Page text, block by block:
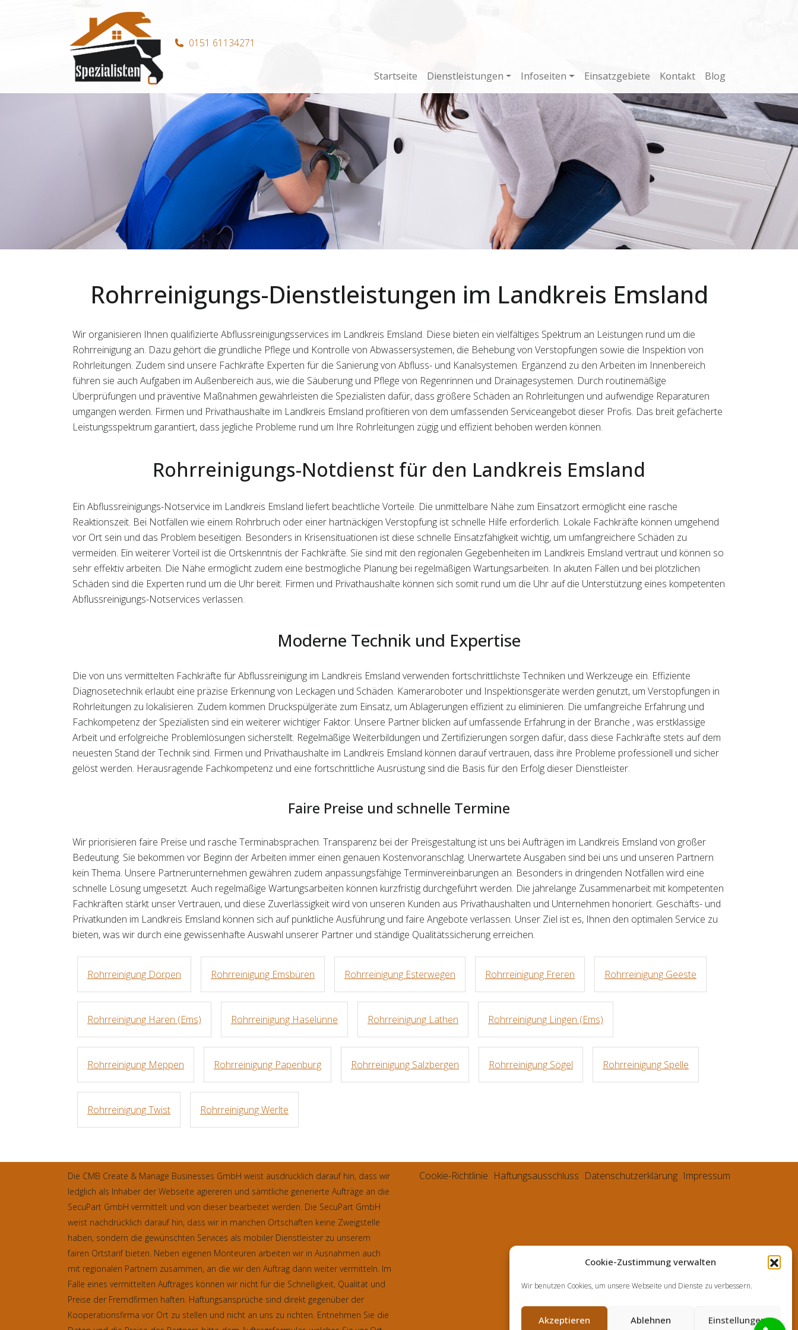
Cookie-Zustimmung verwalten
Wir benutzen Cookies, um unsere Webseite und Dienste zu verbessern.
Akzeptieren Ablehnen Einstellungen
Hauptnavigation
0151 61134271
Startseite Dienstleistungen Infoseiten Einsatzgebiete Kontakt Blog
Rohrreinigungs-Dienstleistungen im Landkreis Emsland
Wir organisieren Ihnen qualifizierte Abflussreinigungsservices im Landkreis Emsland. Diese bieten ein vielfältiges Spektrum an Leistungen rund um die
Rohrreinigung an. Dazu gehört die gründliche Pflege und Kontrolle von Abwassersystemen, die Behebung von Verstopfungen sowie die Inspektion von
Rohrleitungen. Zudem sind unsere Fachkräfte Experten für die Sanierung von Abfluss- und Kanalsystemen. Ergänzend zu den Arbeiten im Innenbereich
führen sie auch Aufgaben im Außenbereich aus, wie die Säuberung und Pflege von Regenrinnen und Drainagesystemen. Durch routinemäßige
Überprüfungen und präventive Maßnahmen gewährleisten die Spezialisten dafür, dass größere Schäden an Rohrleitungen und aufwendige Reparaturen
umgangen werden. Firmen und Privathaushalte im Landkreis Emsland profitieren von dem umfassenden Serviceangebot dieser Profis. Das breit gefächerte
Leistungsspektrum garantiert, dass jegliche Probleme rund um Ihre Rohrleitungen zügig und effizient behoben werden können.
Rohrreinigungs-Notdienst für den Landkreis Emsland
Ein Abflussreinigungs-Notservice im Landkreis Emsland liefert beachtliche Vorteile. Die unmittelbare Nähe zum Einsatzort ermöglicht eine rasche
Reaktionszeit. Bei Notfällen wie einem Rohrbruch oder einer hartnäckigen Verstopfung ist schnelle Hilfe erforderlich. Lokale Fachkräfte können umgehend
vor Ort sein und das Problem beseitigen. Besonders in Krisensituationen ist diese schnelle Einsatzfähigkeit wichtig, um umfangreichere Schäden zu
vermeiden. Ein weiterer Vorteil ist die Ortskenntnis der Fachkräfte. Sie sind mit den regionalen Gegebenheiten im Landkreis Emsland vertraut und können so
sehr effektiv arbeiten. Die Nähe ermöglicht zudem eine bestmögliche Planung bei regelmäßigen Wartungsarbeiten. In akuten Fällen und bei plötzlichen
Schäden sind die Experten rund um die Uhr bereit. Firmen und Privathaushalte können sich somit rund um die Uhr auf die Unterstützung eines kompetenten
Abflussreinigungs-Notservices verlassen.
Moderne Technik und Expertise
Die von uns vermittelten Fachkräfte für Abflussreinigung im Landkreis Emsland verwenden fortschrittlichste Techniken und Werkzeuge ein. Effiziente
Diagnosetechnik erlaubt eine präzise Erkennung von Leckagen und Schäden. Kameraroboter und Inspektionsgeräte werden genutzt, um Verstopfungen in
Rohrleitungen zu lokalisieren. Zudem kommen Druckspülgeräte zum Einsatz, um Ablagerungen effizient zu eliminieren. Die umfangreiche Erfahrung und
Fachkompetenz der Spezialisten sind ein weiterer wichtiger Faktor. Unsere Partner blicken auf umfassende Erfahrung in der Branche , was erstklassige
Arbeit und erfolgreiche Problemlösungen sicherstellt. Regelmäßige Weiterbildungen und Zertifizierungen sorgen dafür, dass diese Fachkräfte stets auf dem
neuesten Stand der Technik sind. Firmen und Privathaushalte im Landkreis Emsland können darauf vertrauen, dass ihre Probleme professionell und sicher
gelöst werden. Herausragende Fachkompetenz und eine fortschrittliche Ausrüstung sind die Basis für den Erfolg dieser Dienstleister.
Faire Preise und schnelle Termine
Wir priorisieren faire Preise und rasche Terminabsprachen. Transparenz bei der Preisgestaltung ist uns bei Aufträgen im Landkreis Emsland von großer
Bedeutung. Sie bekommen vor Beginn der Arbeiten immer einen genauen Kostenvoranschlag. Unerwartete Ausgaben sind bei uns und unseren Partnern
kein Thema. Unsere Partnerunternehmen gewähren zudem anpassungsfähige Terminvereinbarungen an. Besonders in dringenden Notfällen wird eine
schnelle Lösung umgesetzt. Auch regelmäßige Wartungsarbeiten können kurzfristig durchgeführt werden. Die jahrelange Zusammenarbeit mit kompetenten
Fachkräften stärkt unser Vertrauen, und diese Zuverlässigkeit wird von unseren Kunden aus Privathaushalten und Unternehmen honoriert. Geschäfts- und
Privatkunden im Landkreis Emsland können sich auf pünktliche Ausführung und faire Angebote verlassen. Unser Ziel ist es, Ihnen den optimalen Service zu
bieten, was wir durch eine gewissenhafte Auswahl unserer Partner und ständige Qualitätssicherung erreichen.
Rohrreinigung Dörpen Rohrreinigung Emsbüren Rohrreinigung Esterwegen Rohrreinigung Freren Rohrreinigung Geeste
Rohrreinigung Haren (Ems) Rohrreinigung Haselünne Rohrreinigung Lathen Rohrreinigung Lingen (Ems)
Rohrreinigung Meppen Rohrreinigung Papenburg Rohrreinigung Salzbergen Rohrreinigung Sögel Rohrreinigung Spelle
Rohrreinigung Twist Rohrreinigung Werlte
Die CMB Create & Manage Businesses GmbH weist ausdrücklich darauf hin, dass wir
ledglich als Inhaber der Webseite agiereren und sämtliche generierte Aufträge an die
SecuPart GmbH vermittelt und von dieser bearbeitet werden. Die SecuPart GmbH
weist nachdrücklich darauf hin, dass wir in manchen Ortschaften keine Zweigstelle
haben, sondern die gewünschten Services als mobiler Dienstleister zu unserem
fairen Ortstarif bieten. Neben eigenen Monteuren arbeiten wir in Ausnahmen auch
mit regionalen Partnern zusammen, an die wir den Auftrag dann weiter vermitteln. Im
Falle eines vermittelten Auftrages können wir nicht für die Schnelligkeit, Qualität und
Preise der Fremdfirmen haften. Haftungsansprüche sind direkt gegenüber der
Kooperationsfirma vor Ort zu stellen und nicht an uns zu richten. Entnehmen Sie die
Cookie-Richtlinie Haftungsausschluss Datenschutzerklärung Impressum